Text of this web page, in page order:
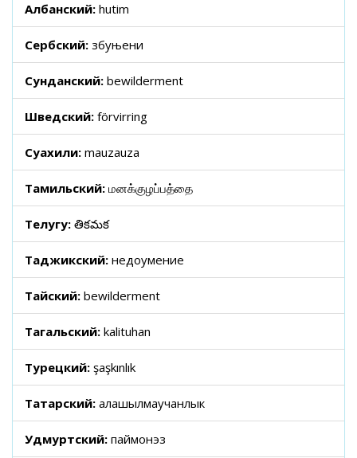
Албанский: hutim
Сербский: збуњени
Сунданский: bewilderment
Шведский: förvirring
Суахили: mauzauza
Тамильский: மனக்குழப்பத்தை
Телугу: తికమక
Таджикский: недоумение
Тайский: bewilderment
Тагальский: kalituhan
Турецкий: şaşkınlık
Татарский: аңлашылмаучанлык
Удмуртский: паймонэз